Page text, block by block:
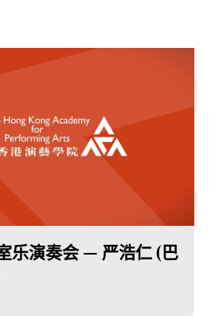
乐演奏会 — 严浩仁 (巴